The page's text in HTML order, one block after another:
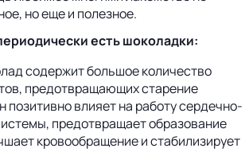
но еще и полезное.
есть шоколадки:
содержит большое количество
предотвращающих старение
позитивно влияет на работу сердечно-
предотвращает образование
кровообращение и стабилизирует